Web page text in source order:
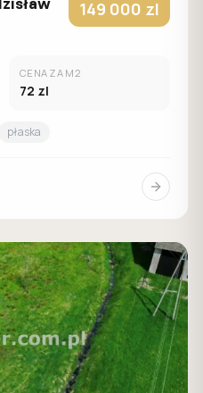
149 000 zl
CENA ZA M2
72 zl
płaska